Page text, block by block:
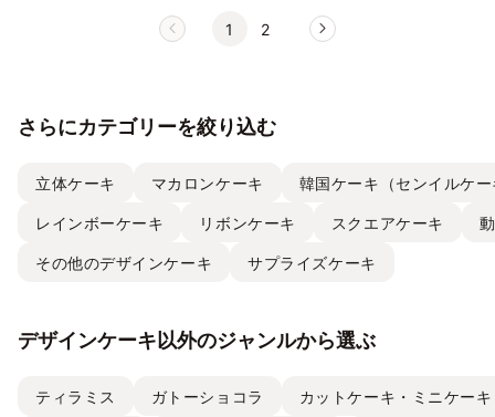
1 2
さらにカテゴリーを絞り込む
立体ケーキ マカロンケーキ 韓国ケーキ（センイルケ
レインボーケーキ リボンケーキ スクエアケーキ
その他のデザインケーキ サプライズケーキ
デザインケーキ以外のジャンルから選ぶ
ティラミス ガトーショコラ カットケーキ・ミニケーキ